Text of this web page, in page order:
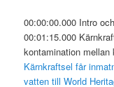
00:00:00.000 Intro
00:01:15.000
kontamination
Kärnkraftsel får
vatten till World